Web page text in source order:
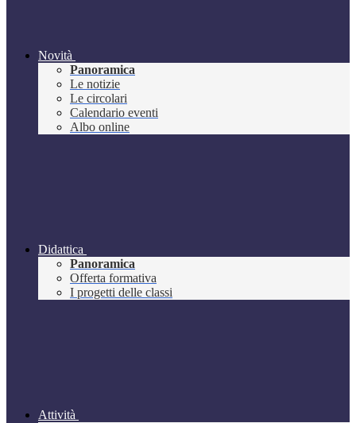
Novità
Panoramica
Le notizie
Le circolari
Calendario eventi
Albo online
Didattica
Panoramica
Offerta formativa
I progetti delle classi
Attività